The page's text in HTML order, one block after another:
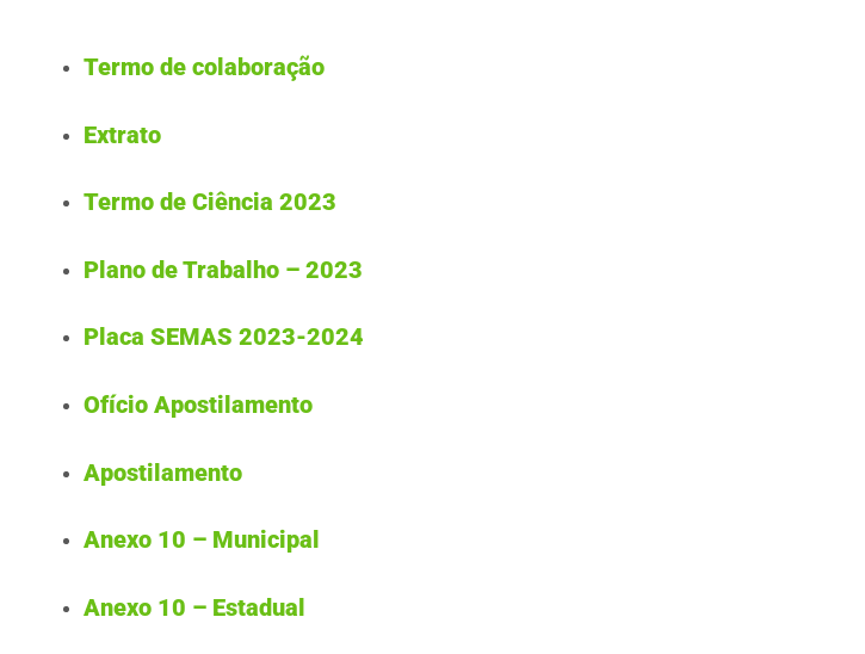
Termo de colaboração
Extrato
Termo de Ciência 2023
Plano de Trabalho – 2023
Placa SEMAS 2023-2024
Ofício Apostilamento
Apostilamento
Anexo 10 – Municipal
Anexo 10 – Estadual